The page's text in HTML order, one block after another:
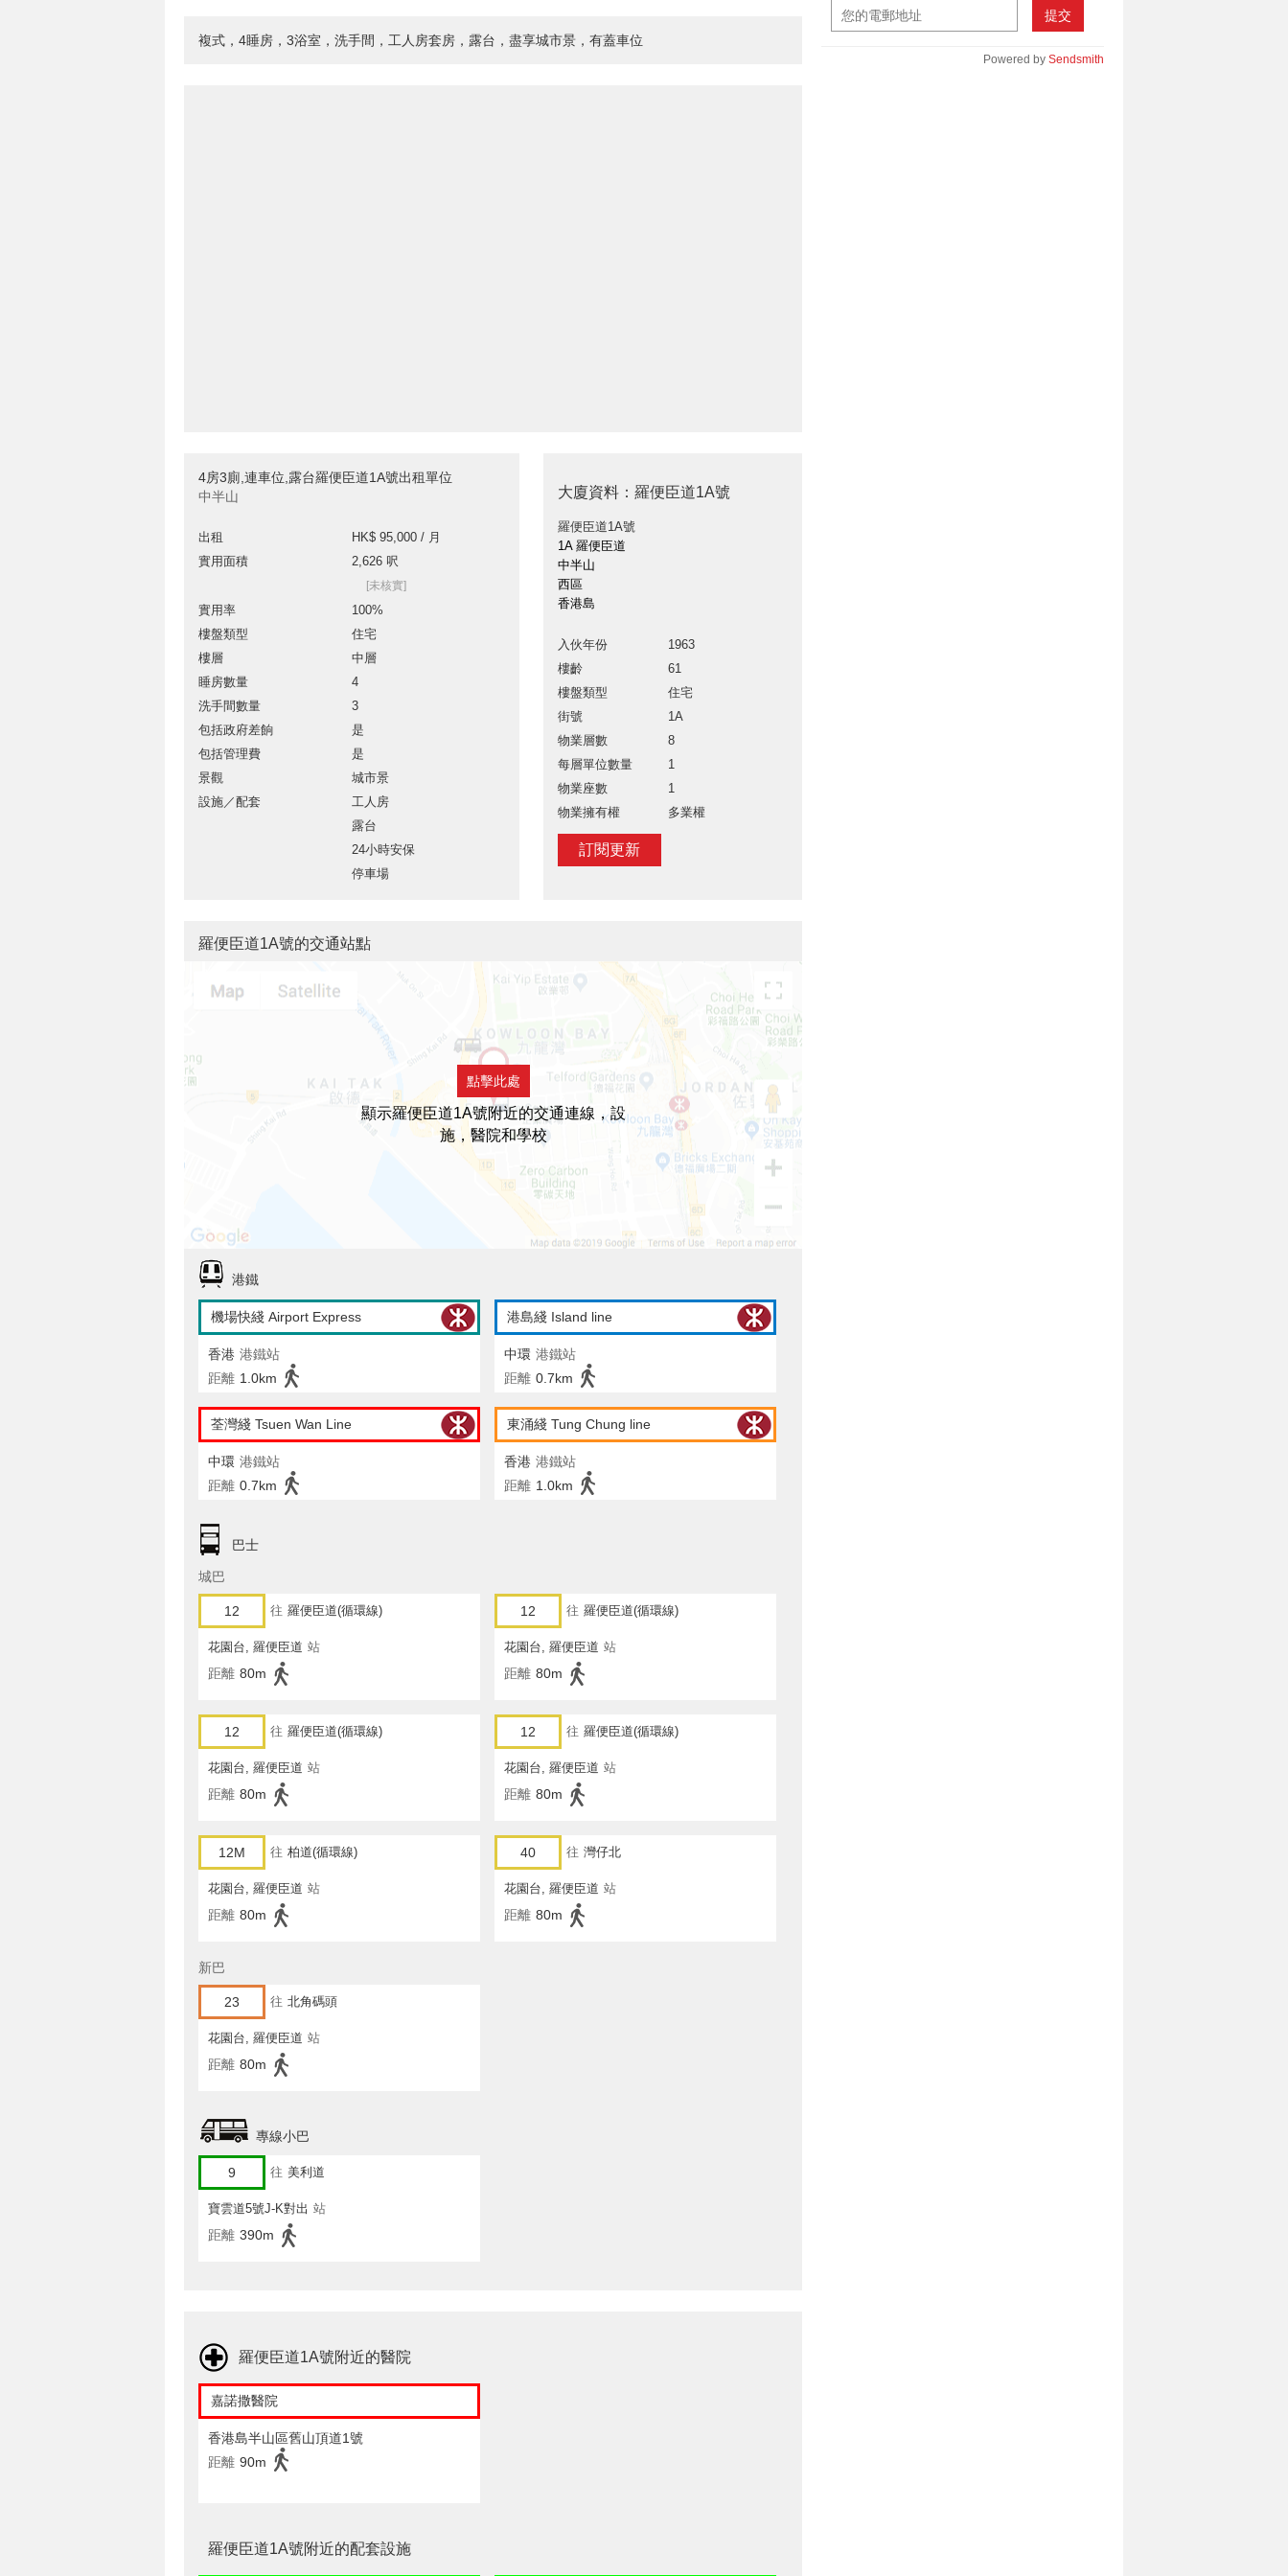
複式，4睡房，3浴室，洗手間，工人房套房，露台，盡享城市景，有蓋車位
4房3廁,連車位,露台羅便臣道1A號出租單位
中半山
出租
HK$ 95,000 / 月
實用面積
2,626 呎
[未核實]
實用率
100%
樓盤類型
住宅
樓層
中層
睡房數量
4
洗手間數量
3
包括政府差餉
是
包括管理費
是
景觀
城市景
設施／配套
工人房
露台
24小時安保
停車場
大廈資料：羅便臣道1A號
羅便臣道1A號
1A 羅便臣道
中半山
西區
香港島
入伙年份
1963
樓齡
61
樓盤類型
住宅
街號
1A
物業層數
8
每層單位數量
1
物業座數
1
物業擁有權
多業權
訂閱更新
提交
Powered by Sendsmith
羅便臣道1A號的交通站點
點擊此處
顯示羅便臣道1A號附近的交通連線，設
施，醫院和學校
港鐵
機場快綫 Airport Express
香港 港鐵站
距離 1.0km
港島綫 Island line
中環 港鐵站
距離 0.7km
荃灣綫 Tsuen Wan Line
中環 港鐵站
距離 0.7km
東涌綫 Tung Chung line
香港 港鐵站
距離 1.0km
巴士
城巴
12 往 羅便臣道(循環線)
花園台, 羅便臣道 站
距離 80m
12 往 羅便臣道(循環線)
花園台, 羅便臣道 站
距離 80m
12 往 羅便臣道(循環線)
花園台, 羅便臣道 站
距離 80m
12 往 羅便臣道(循環線)
花園台, 羅便臣道 站
距離 80m
12M 往 柏道(循環線)
花園台, 羅便臣道 站
距離 80m
40 往 灣仔北
花園台, 羅便臣道 站
距離 80m
新巴
23 往 北角碼頭
花園台, 羅便臣道 站
距離 80m
專線小巴
9 往 美利道
寶雲道5號J-K對出 站
距離 390m
羅便臣道1A號附近的醫院
嘉諾撒醫院
香港島半山區舊山頂道1號
距離 90m
羅便臣道1A號附近的配套設施